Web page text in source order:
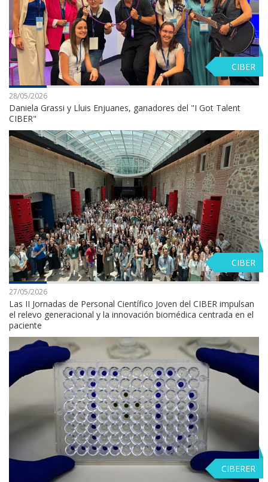
CIBER
28/05/2026
Daniela Grassi y Lluis Enjuanes, ganadores del "I Got Talent
CIBER"
CIBER
27/05/2026
Las II Jornadas de Personal Científico Joven del CIBER impulsan
el relevo generacional y la innovación biomédica centrada en el
paciente
CIBERER